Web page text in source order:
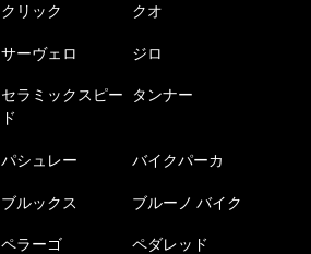
クリック クオ
サーヴェロ ジロ
セラミックスピー
ド
タンナー
パシュレー バイクパーカ
ブルックス ブルーノ バイク
ペラーゴ ペダレッド